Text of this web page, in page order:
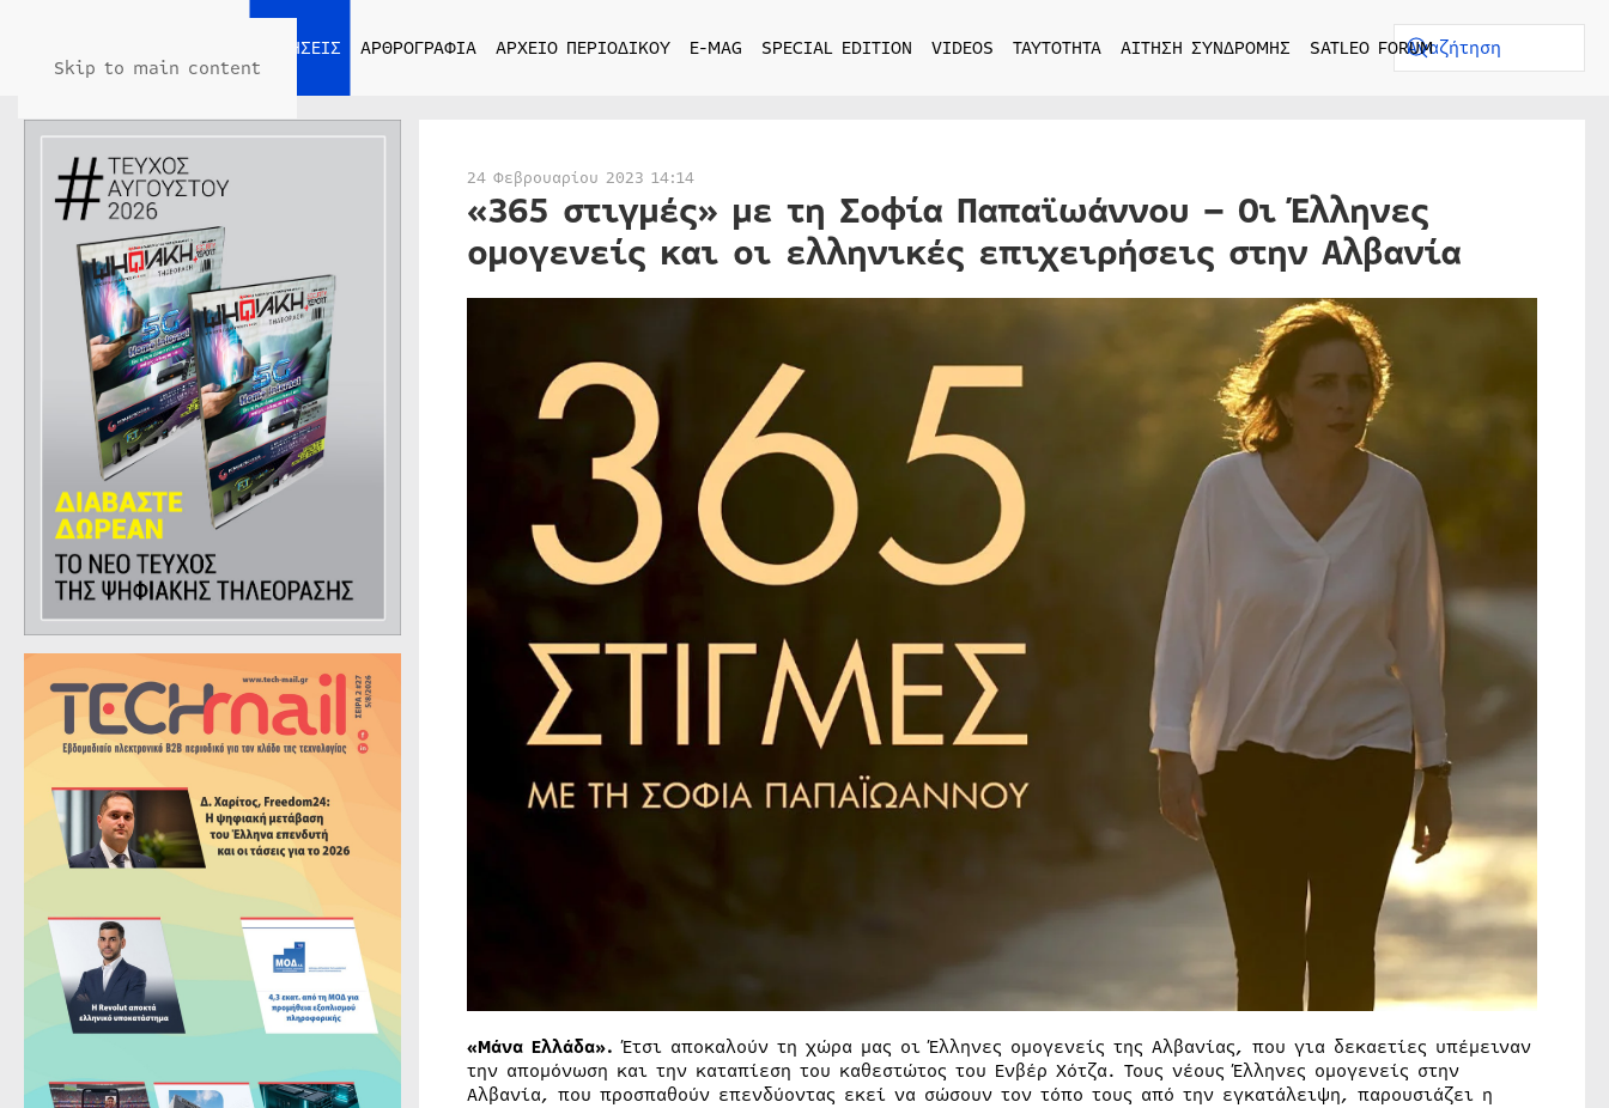
Skip to main content
ΕΙΔΗΣΕΙΣ ΑΡΘΡΟΓΡΑΦΙΑ ΑΡΧΕΙΟ ΠΕΡΙΟΔΙΚΟΥ E-MAG SPECIAL EDITION VIDEOS ΤΑΥΤΟΤΗΤΑ ΑΙΤΗΣΗ ΣΥΝΔΡΟΜΗΣ SATLEO FORUM
24 Φεβρουαρίου 2023 14:14
«365 στιγμές» με τη Σοφία Παπαϊωάννου – Οι Έλληνες
ομογενείς και οι ελληνικές επιχειρήσεις στην Αλβανία
«Μάνα Ελλάδα». Έτσι αποκαλούν τη χώρα μας οι Έλληνες ομογενείς της Αλβανίας, που για δεκαετίες υπέμειναν
την απομόνωση και την καταπίεση του καθεστώτος του Ενβέρ Χότζα. Τους νέους Έλληνες ομογενείς στην
Αλβανία, που προσπαθούν επενδύοντας εκεί να σώσουν τον τόπο τους από την εγκατάλειψη, παρουσιάζει η